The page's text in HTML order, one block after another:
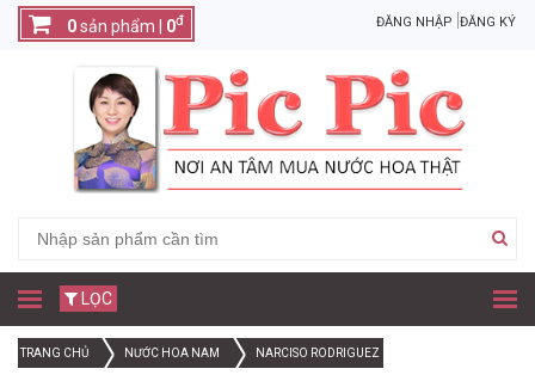
ĐĂNG NHẬP ĐĂNG KÝ
0sản phẩm | 0đ
LỌC
TRANG CHỦ NƯỚC HOA NAM NARCISO RODRIGUEZ